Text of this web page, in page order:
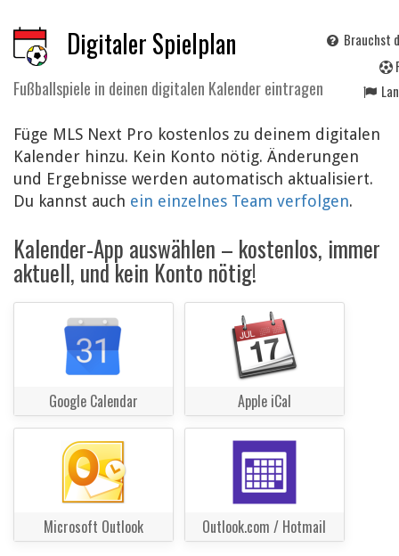
Digitaler Spielplan
Fußballspiele in deinen digitalen Kalender eintragen
Brauchst
Füge MLS Next Pro kostenlos zu deinem digitalen
Kalender hinzu. Kein Konto nötig. Änderungen
und Ergebnisse werden automatisch aktualisiert.
Du kannst auch ein einzelnes Team verfolgen.
Kalender-App auswählen – kostenlos, immer
aktuell, und kein Konto nötig!
Google Calendar Apple iCal
Microsoft Outlook Outlook.com / Hotmail